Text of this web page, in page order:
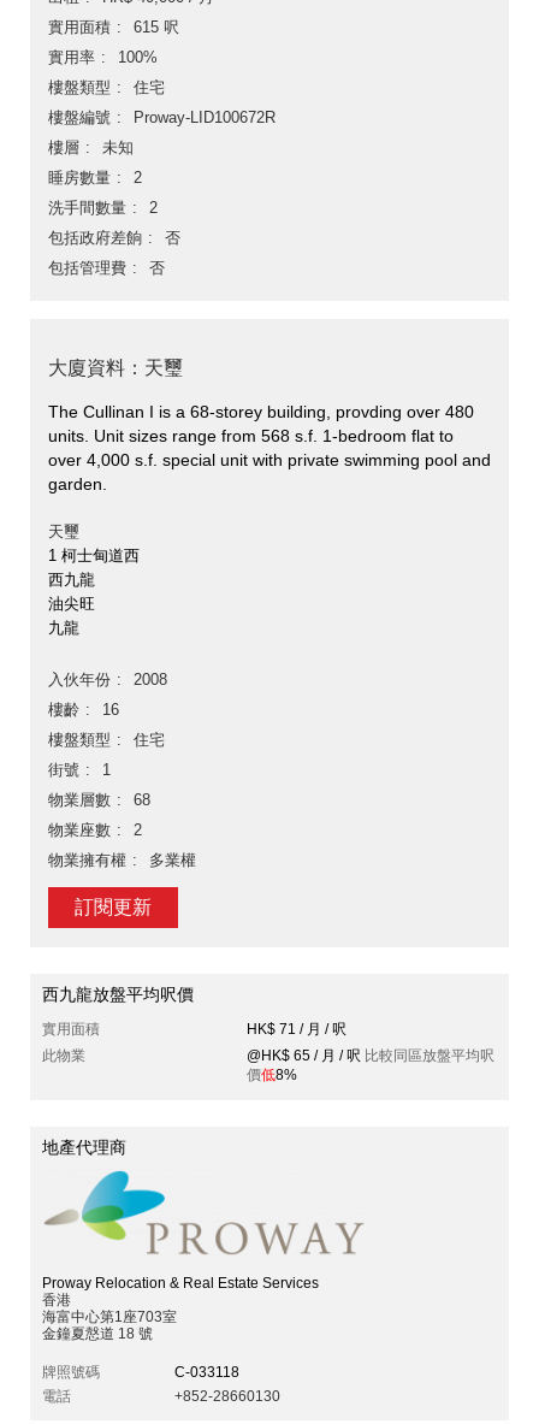
實用面積
615 呎
實用率
100%
樓盤類型
住宅
樓盤編號
Proway-LID100672R
樓層
未知
睡房數量
2
洗手間數量
2
包括政府差餉
否
包括管理費
否
大廈資料：天璽
The Cullinan I is a 68-storey building, provding over 480
units. Unit sizes range from 568 s.f. 1-bedroom flat to
over 4,000 s.f. special unit with private swimming pool and
garden.
天璽
1 柯士甸道西
西九龍
油尖旺
九龍
入伙年份
2008
樓齡
16
樓盤類型
住宅
街號
1
物業層數
68
物業座數
2
物業擁有權
多業權
訂閱更新
西九龍放盤平均呎價
實用面積
HK$ 71 / 月 / 呎
此物業
@HK$ 65 / 月 / 呎 比較同區放盤平均呎
價低8%
地產代理商
Proway Relocation & Real Estate Services
香港
海富中心第1座703室
金鐘夏慤道 18 號
牌照號碼
C-033118
電話
+852-28660130